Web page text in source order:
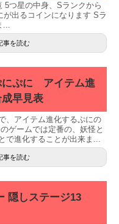
5つ星の中身、Sランクから
が出るコインになります Sラ
...
事を読む
にぷに アイテム進
早見表
、アイテム進化するぷにの
ゲームでは定番の、妖怪と
で進化することが出来ま...
事を読む
隠しステージ13